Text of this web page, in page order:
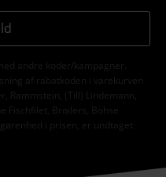
andre koder/kampagner.
af rabatkoden i varekurven
Rammstein, (Till) Lindemann,
Fischfilet, Broilers, Böhse
i prisen, er undtaget